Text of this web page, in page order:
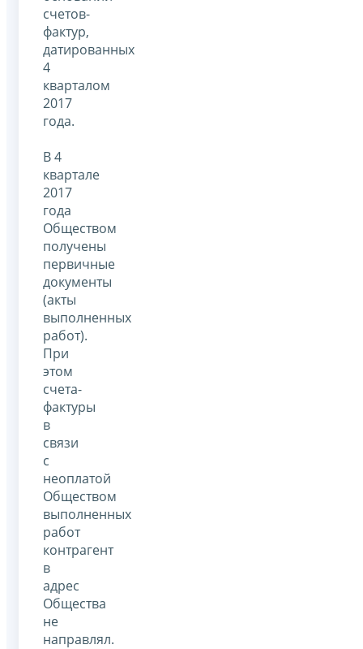
счетов-
фактур,
датированных
4
кварталом
2017
года.
В 4
квартале
2017
года
Обществом
получены
первичные
документы
(акты
выполненных
работ).
При
этом
счета-
фактуры
в
связи
с
неоплатой
Обществом
выполненных
работ
контрагент
в
адрес
Общества
не
направлял.